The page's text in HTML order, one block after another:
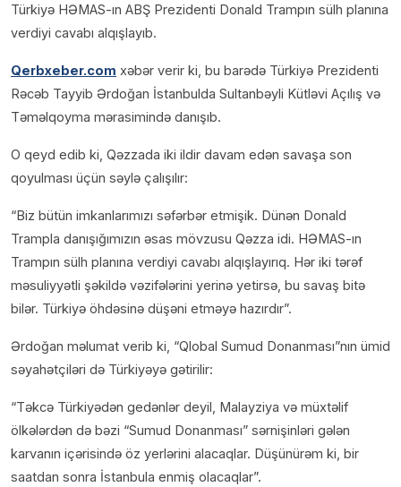
Türkiyə HƏMAS-ın ABŞ Prezidenti Donald Trampın sülh planına
verdiyi cavabı alqışlayıb.
Qerbxeber.com xəbər verir ki, bu barədə Türkiyə Prezidenti
Rəcəb Tayyib Ərdoğan İstanbulda Sultanbəyli Kütləvi Açılış və
Təməlqoyma mərasimində danışıb.
O qeyd edib ki, Qəzzada iki ildir davam edən savaşa son
qoyulması üçün səylə çalışılır:
“Biz bütün imkanlarımızı səfərbər etmişik. Dünən Donald
Trampla danışığımızın əsas mövzusu Qəzza idi. HƏMAS-ın
Trampın sülh planına verdiyi cavabı alqışlayırıq. Hər iki tərəf
məsuliyyətli şəkildə vəzifələrini yerinə yetirsə, bu savaş bitə
bilər. Türkiyə öhdəsinə düşəni etməyə hazırdır”.
Ərdoğan məlumat verib ki, “Qlobal Sumud Donanması”nın ümid
səyahətçiləri də Türkiyəyə gətirilir:
“Təkcə Türkiyədən gedənlər deyil, Malayziya və müxtəlif
ölkələrdən də bəzi “Sumud Donanması” sərnişinləri gələn
karvanın içərisində öz yerlərini alacaqlar. Düşünürəm ki, bir
saatdan sonra İstanbula enmiş olacaqlar”.